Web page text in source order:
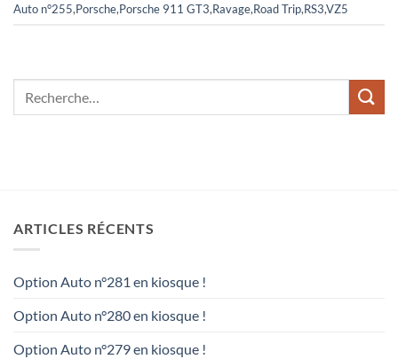
Auto n°255,Porsche,Porsche 911 GT3,Ravage,Road Trip,RS3,VZ5
ARTICLES RÉCENTS
Option Auto n°281 en kiosque !
Option Auto n°280 en kiosque !
Option Auto n°279 en kiosque !